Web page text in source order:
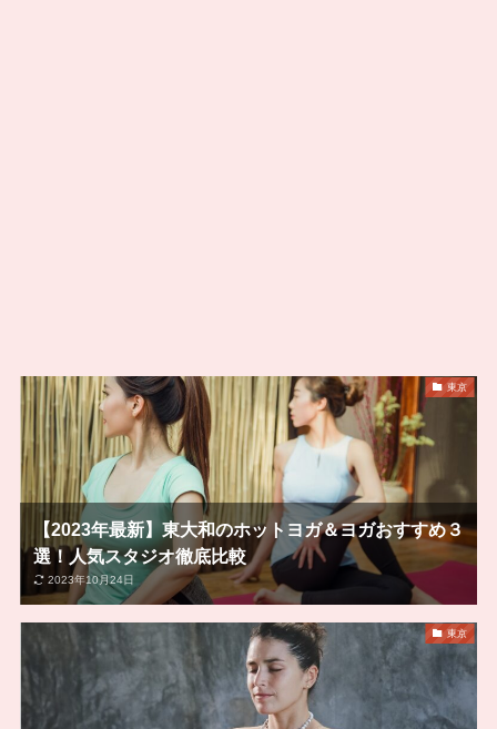
東京
【2023年最新】東大和のホットヨガ＆ヨガおすすめ３
選！人気スタジオ徹底比較
2023年10月24日
東京